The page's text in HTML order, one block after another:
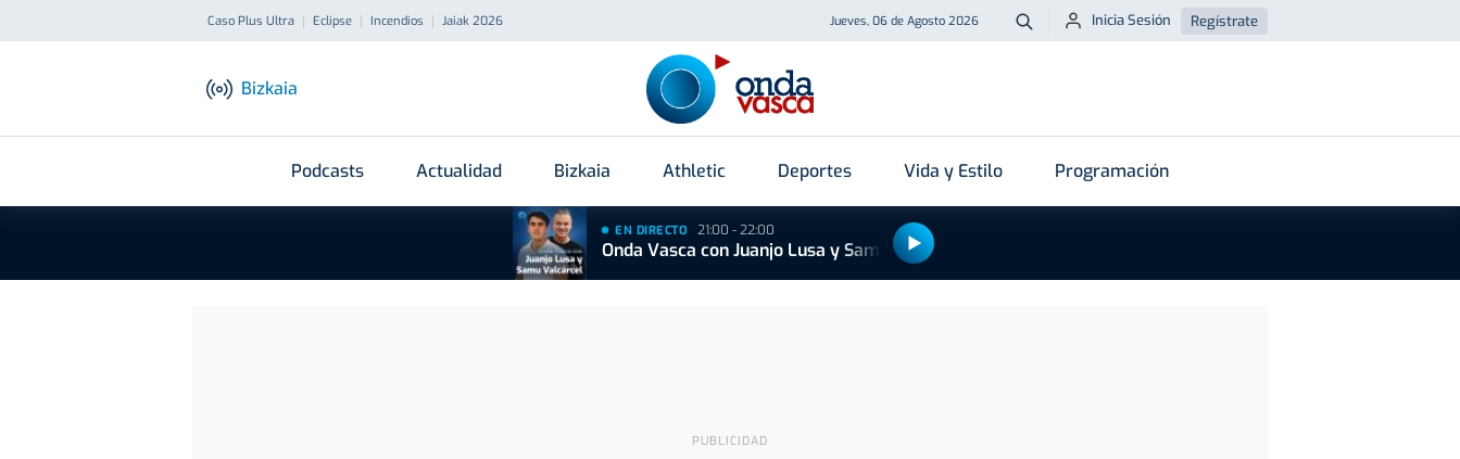
Caso Plus Ultra Eclipse Incendios Jaiak 2026 Jueves, 06 de Agosto 2026 Buscar
Inicia Sesión Regístrate
Bizkaia
Podcasts Actualidad Bizkaia Athletic Deportes Vida y Estilo Programación
EN DIRECTO 21:00 - 22:00
Onda Vasca con Juanjo Lusa y Samu Valcárcel